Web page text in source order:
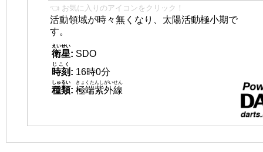
👈 お気に入りのアイコンをクリック！
活動領域が時々無くなり、太陽活動極小期で
す。
衛星
えいせい
: SDO
時刻
じこく
: 16時0分
種類
しゅるい
: 極端紫外線
きょくたんしがいせん